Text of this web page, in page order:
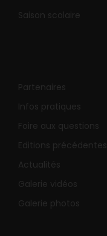
Saison scolaire
Partenaires
Infos pratiques
Foire aux questions
Editions précédentes
Actualités
Galerie vidéos
Galerie photos